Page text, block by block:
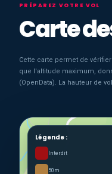
PRÉPAREZ VOTRE VOL
Carte
Cette carte permet de
que l'altitude maximum,
(OpenData). La hauteur de
Légende :
Interdit
50m